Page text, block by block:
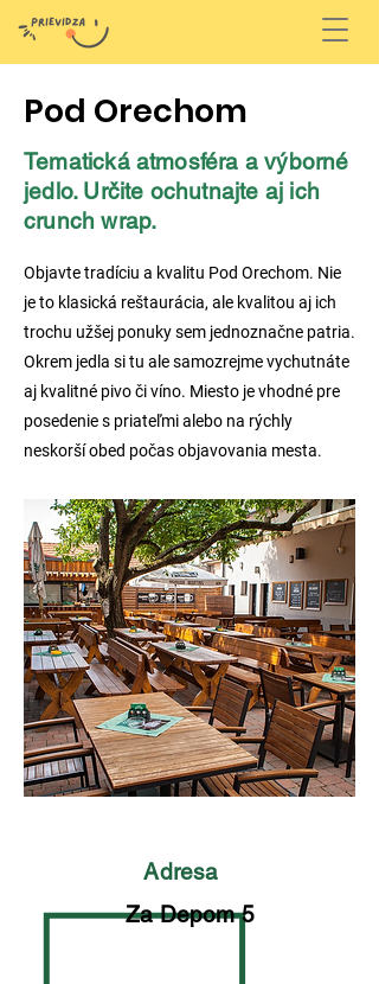
Pod Orechom
Tematická atmosféra a výborné
jedlo. Určite ochutnajte aj ich
crunch wrap.
Objavte tradíciu a kvalitu Pod Orechom. Nie
je to klasická reštaurácia, ale kvalitou aj ich
trochu užšej ponuky sem jednoznačne patria.
Okrem jedla si tu ale samozrejme vychutnáte
aj kvalitné pivo či víno. Miesto je vhodné pre
posedenie s priateľmi alebo na rýchly
neskorší obed počas objavovania mesta.
Za Depom 5
Adresa